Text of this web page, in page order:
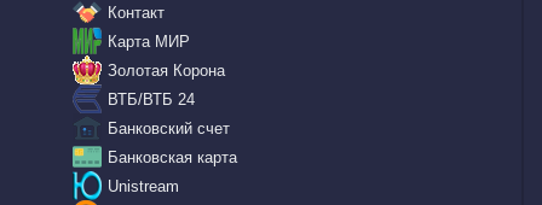
Контакт
Карта МИР
Золотая Корона
ВТБ/ВТБ 24
Банковский счет
Банковская карта
Unistream